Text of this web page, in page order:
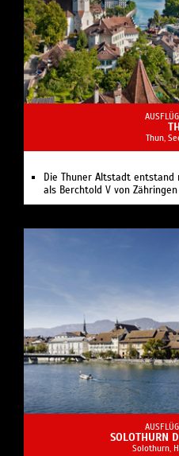
Thun,
Die Thuner Altstadt
als Berchtold V von
SOLOTHURN
Solothurn,